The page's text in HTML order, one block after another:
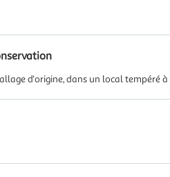
d'origine, dans un local tempéré